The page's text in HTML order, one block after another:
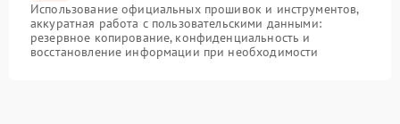
Использование официальных прошивок и инструментов,
аккуратная работа с пользовательскими данными:
резервное копирование, конфиденциальность и
восстановление информации при необходимости